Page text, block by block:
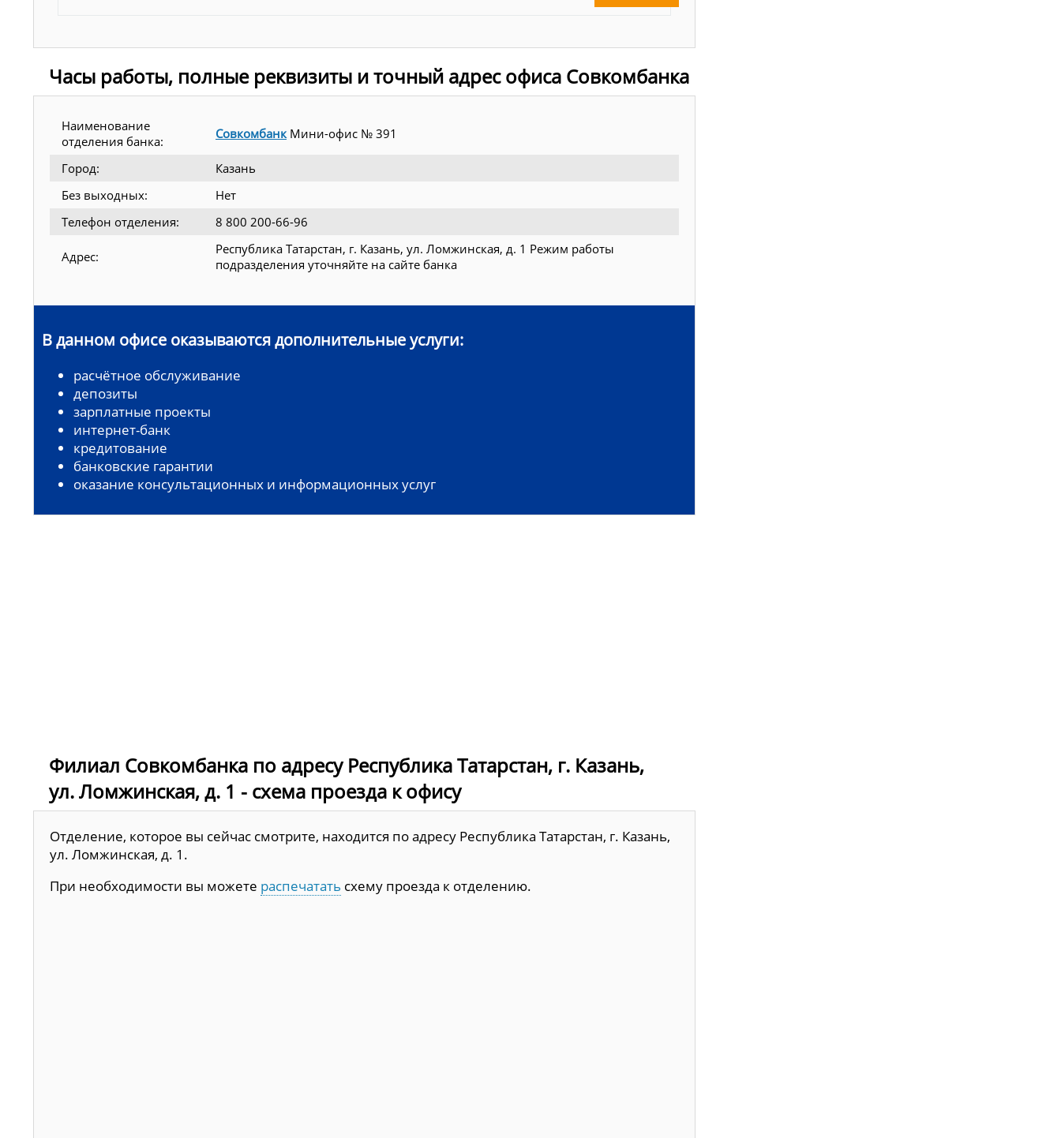
Часы работы, полные реквизиты и точный адрес офиса Совкомбанка
Наименование
отделения банка:
СовкомбанкМини-офис № 391
Город:
Казань
Без выходных:
Нет
Телефон отделения:
8 800 200-66-96
Адрес:
Республика Татарстан, г. Казань, ул. Ломжинская, д. 1 Режим работы
подразделения уточняйте на сайте банка
В данном офисе оказываются дополнительные услуги:
расчётное обслуживание
депозиты
зарплатные проекты
интернет-банк
кредитование
банковские гарантии
оказание консультационных и информационных услуг
Филиал Совкомбанка по адресу Республика Татарстан, г. Казань,
ул. Ломжинская, д. 1 - схема проезда к офису
Отделение, которое вы сейчас смотрите, находится по адресу Республика Татарстан, г. Казань,
ул. Ломжинская, д. 1.
При необходимости вы можете распечатать схему проезда к отделению.